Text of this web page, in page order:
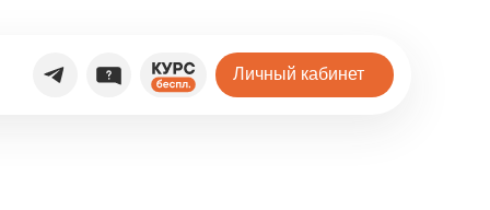
Личный кабинет